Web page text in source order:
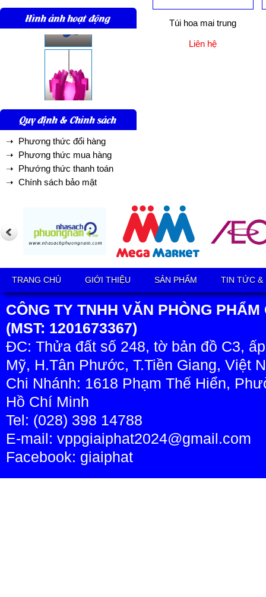
Hình ảnh hoạt động
Quy định & Chính sách
➝ Phương thức đổi hàng
➝ Phương thức mua hàng
➝ Phướng thức thanh toán
➝ Chính sách bảo mật
Túi hoa mai trung
Liên hệ
TRANG CHỦ GIỚI THIỆU SẢN PHẨM TIN TỨC &
CÔNG TY TNHH VĂN PHÒNG PHẨM
(MST: 1201673367)
ĐC: Thửa đất số 248, tờ bản đồ C3,
Mỹ, H.Tân Phước, T.Tiền Giang, Việt
Chi Nhánh: 1618 Phạm Thế Hiển,
Hồ Chí Minh
Tel: (028) 398 14788
E-mail: vppgiaiphat2024@gmail.com
Facebook: giaiphat